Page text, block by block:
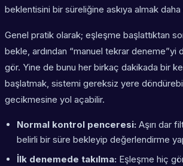
beklentisini bir süreliğine askıya almak
Genel pratik olarak; eşleşme başlattıktan
bekle, ardından “manuel tekrar deneme”yi
gör. Yine de bunu her birkaç dakikada bir
başlatmak, sistemi gereksiz yere
gecikmesine yol açabilir.
Normal kontrol penceresi: Aşırı dar
belirli bir süre bekleyip değerlendirme
İlk denemede takılma: Eşleşme hiç